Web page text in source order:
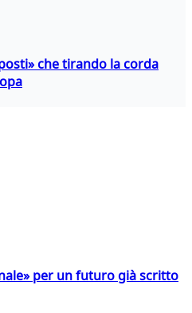
che tirando la corda
per un futuro già scritto